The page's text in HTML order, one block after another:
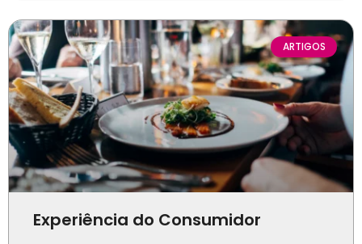
ARTIGOS
Experiência do Consumidor